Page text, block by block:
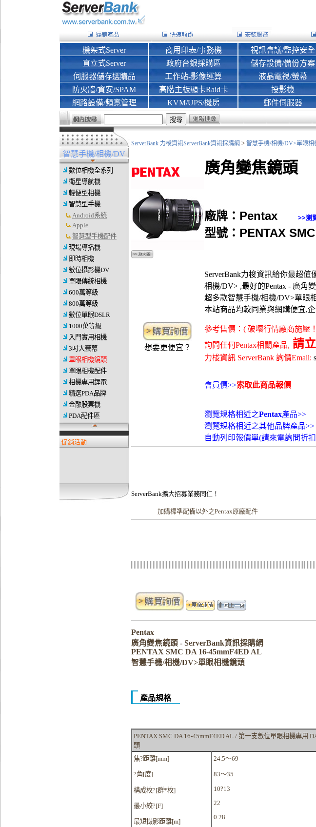
機架式Server
直立式Server
伺服器儲存選購品
防火牆/資安/SPAM
網路設備/頻寬管理
商用印表/事務機
政府台銀採購區
工作站-影像運算
高階主板顯卡Raid卡
KVM/UPS/機房
視訊會議/監控安全
儲存設備/備份方案
液晶電視/螢幕
投影機
郵件伺服器
智慧手機/相機/DV
數位相機全系列
衛星導航機
輕便型相機
智慧型手機
Android系統
Apple
智慧型手機配件
現場導播機
即時相機
數位攝影機DV
單眼傳統相機
600萬等級
800萬等級
數位單眼DSLR
1000萬等級
入門實用相機
3吋大螢幕
單眼相機鏡頭
單眼相機配件
相機專用鋰電
精選PDA品牌
金融股票機
PDA配件區
促銷活動
ServerBank 力梭資訊ServerBank資訊採購網 > 智慧手機/相機/DV>單眼相
廣角變焦鏡頭
廠牌：Pentax >>瀏
型號：PENTAX
ServerBank力梭資訊給你最超值
相機/DV> ,最好的Pentax - 廣角
超多款智慧手機/相機/DV>單眼
本站商品均較同業與網購便宜,
想要更便宜？
參考售價：( 破壞行情廠商施壓
詢問任何Pentax相關產品, 請
力梭資訊 ServerBank 詢價Email:
會員價>>索取此商品報價
瀏覽規格相近之Pentax產品>>
瀏覽規格相近之其他品牌產品>>
自動列印報價單(請來電詢問折
ServerBank擴大招募業務同仁！
加購標準配備以外之Pentax原廠配件
Pentax
廣角變焦鏡頭 - ServerBank資訊採購網
PENTAX SMC DA 16-45mmF4ED AL
智慧手機/相機/DV>單眼相機鏡頭
產品規格
PENTAX SMC DA 16-45mmF4ED AL / 第一支數位單眼相機專用
頭
焦?距離[mm]
?角[度]
構成枚?[群*枚]
最小絞?[F]
最短撮影距離[m]
24.5～69
83～35
10?13
22
0.28